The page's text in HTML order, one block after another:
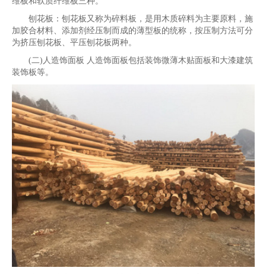
刨花板：刨花板又称为碎料板，是用木质碎料为主要原料，施
加胶合材料、添加剂经压制而成的薄型板的统称，按压制方法可分
为挤压刨花板、平压刨花板两种。
(二)人造饰面板 人造饰面板包括装饰微薄木贴面板和大漆建筑
装饰板等。